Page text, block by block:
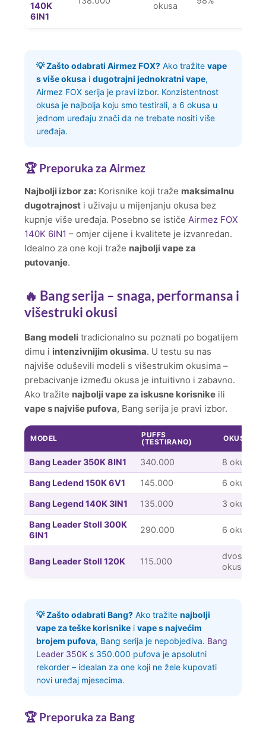
140K
6IN1
okusa
💡 Zašto odabrati Airmez FOX? Ako tražite vape
s više okusa i dugotrajni jednokratni vape,
Airmez FOX serija je pravi izbor. Konzistentnost
okusa je najbolja koju smo testirali, a 6 okusa u
jednom uređaju znači da ne trebate nositi više
uređaja.
🏆 Preporuka za Airmez
Najbolji izbor za: Korisnike koji traže maksimalnu
dugotrajnost i uživaju u mijenjanju okusa bez
kupnje više uređaja. Posebno se ističe Airmez FOX
140K 6IN1 – omjer cijene i kvalitete je izvanredan.
Idealno za one koji traže najbolji vape za
putovanje.
🔥 Bang serija – snaga, performansa i
višestruki okusi
Bang modeli tradicionalno su poznati po bogatijem
dimu i intenzivnijim okusima. U testu su nas
najviše oduševili modeli s višestrukim okusima –
prebacivanje između okusa je intuitivno i zabavno.
Ako tražite najbolji vape za iskusne korisnike ili
vape s najviše pufova, Bang serija je pravi izbor.
MODEL
PUFFS
(TESTIRANO)
OKUSI
Bang Leader 350K 8IN1 340.000 8 okusa
Bang Ledend 150K 6V1 145.000 6 okusa
Bang Legend 140K 3IN1 135.000 3 okusa
Bang Leader Stoll 300K
6IN1
290.000 6 okusa
Bang Leader Stoll 120K 115.000
dvostruki
okus
💡 Zašto odabrati Bang? Ako tražite najbolji
vape za teške korisnike i vape s najvećim
brojem pufova, Bang serija je nepobjediva. Bang
Leader 350K s 350.000 pufova je apsolutni
rekorder – idealan za one koji ne žele kupovati
novi uređaj mjesecima.
🏆 Preporuka za Bang